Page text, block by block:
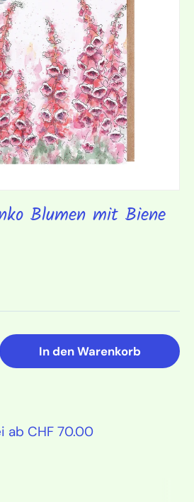
Blumen mit Biene
erhöhenIn den Warenkorb
ab CHF 70.00